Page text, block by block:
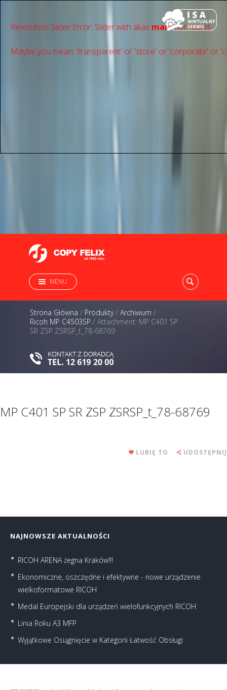
Revolution Slider Error: Slider with alias mainnot found.
Maybe you mean: 'transparent' or 'store' or 'сorporate' or
MENU
Strona Główna / Produkty/ Archiwum /
Ricoh MP C4503SP / Attachment: MP C401 SP
SR ZSP ZSRSP_t_78-68769
MP C401 SP SR ZSP ZSRSP_t_78-68769
LUBIĘ TO UDOSTĘPNIJ
NAJNOWSZE AKTUALNOŚCI
RICOH ARENA żegna Kraków!!!
Ekonomiczne, oszczędne i efektywne - nowe urządzenie
wielkoformatowe RICOH
Medal Europejski dla urządzeń wielofunkcyjnych RICOH
Linia Roku A3 MFP
Wyjątkowe Osiągnięcie w Kategorii Łatwość Obsługi